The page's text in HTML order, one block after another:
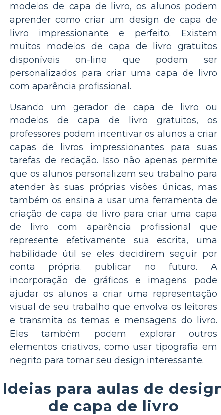
modelos de capa de livro, os alunos podem
aprender como criar um design de capa de
livro impressionante e perfeito. Existem
muitos modelos de capa de livro gratuitos
disponíveis on-line que podem ser
personalizados para criar uma capa de livro
com aparência profissional.
Usando um gerador de capa de livro ou
modelos de capa de livro gratuitos, os
professores podem incentivar os alunos a criar
capas de livros impressionantes para suas
tarefas de redação. Isso não apenas permite
que os alunos personalizem seu trabalho para
atender às suas próprias visões únicas, mas
também os ensina a usar uma ferramenta de
criação de capa de livro para criar uma capa
de livro com aparência profissional que
represente efetivamente sua escrita, uma
habilidade útil se eles decidirem seguir por
conta própria. publicar no futuro. A
incorporação de gráficos e imagens pode
ajudar os alunos a criar uma representação
visual de seu trabalho que envolva os leitores
e transmita os temas e mensagens do livro.
Eles também podem explorar outros
elementos criativos, como usar tipografia em
negrito para tornar seu design interessante.
Ideias para aulas de
de capa de livro